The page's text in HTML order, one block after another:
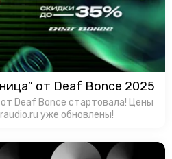
от Deaf Bonce 2025
Deaf Bonce стартовала! Цены
уже обновлены!